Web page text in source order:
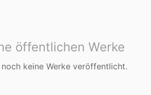
öffentlichen Werke
keine Werke veröffentlicht.